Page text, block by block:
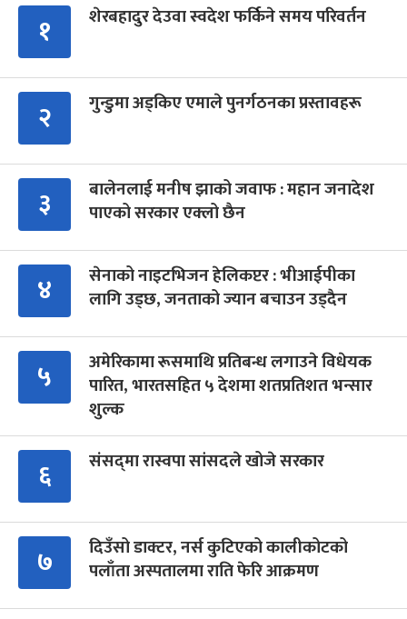
१ शेरबहादुर देउवा स्वदेश फर्किने समय परिवर्तन
२ गुन्डुमा अड्किए एमाले पुनर्गठनका प्रस्तावहरू
३
बालेनलाई मनीष झाको जवाफ : महान जनादेश
पाएको सरकार एक्लो छैन
४
सेनाको नाइटभिजन हेलिकप्टर : भीआईपीका
लागि उड्छ, जनताको ज्यान बचाउन उड्दैन
५
अमेरिकामा रूसमाथि प्रतिबन्ध लगाउने विधेयक
पारित, भारतसहित ५ देशमा शतप्रतिशत भन्सार
शुल्क
६ संसद्‍मा रास्वपा सांसदले खोजे सरकार
७
दिउँसो डाक्टर, नर्स कुटिएको कालीकोटको
पलाँता अस्पतालमा राति फेरि आक्रमण